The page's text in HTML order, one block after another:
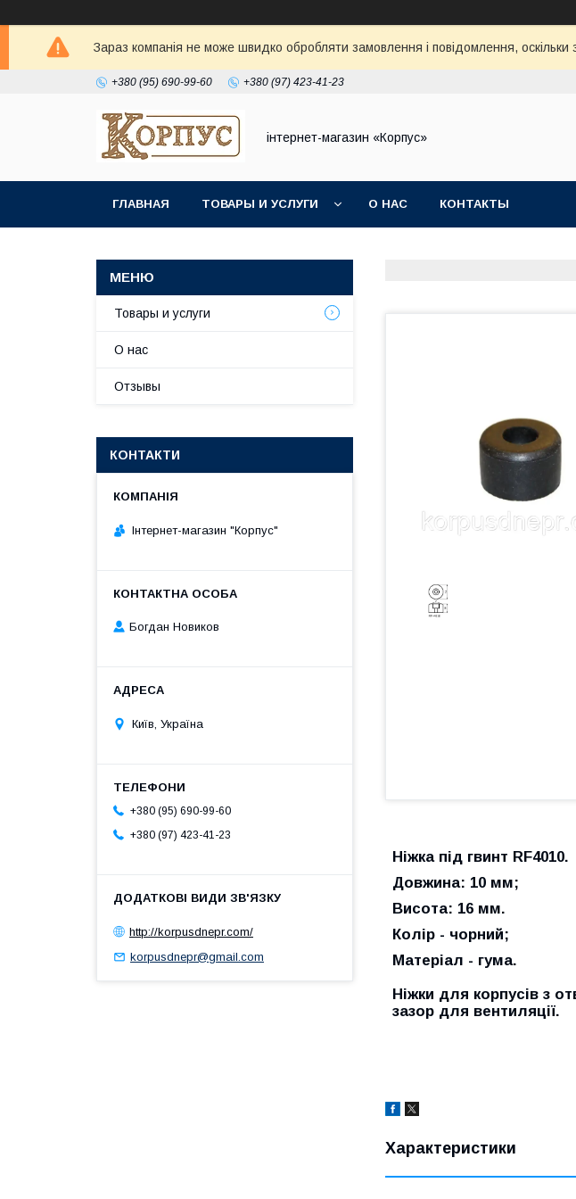
Зараз компанія не може швидко обробляти замовлення і повідомлення,
+380 (95) 690-99-60 +380 (97) 423-41-23
інтернет-магазин «Корпус»
ГЛАВНАЯ ТОВАРЫ И УСЛУГИ О НАС КОНТАКТЫ
Ніжка під гвинт RF4010.
Довжина: 10 мм;
Висота: 16 мм.
Колір - чорний;
Матеріал - гума.
Ніжки для корпусів з
зазор для вентиляції.
Характеристики
Товары и услуги
О нас
Отзывы
КОНТАКТИ
Інтернет-магазин "Корпус"
Богдан Новиков
Київ, Україна
+380 (95) 690-99-60
+380 (97) 423-41-23
http://korpusdnepr.com/
korpusdnepr@gmail.com